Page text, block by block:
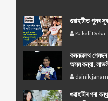
গুৱাহাটীত পুনৰ
Kakali Deka
কমনৱেলথ গেমছৰ
অসম কন্যা,
dainik
গুৱাহাটীৰ পৰা